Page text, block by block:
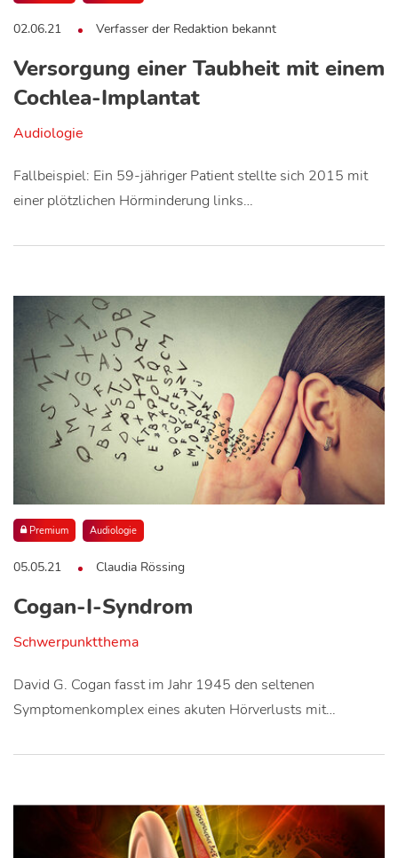
02.06.21 Verfasser der Redaktion bekannt
Versorgung einer Taubheit mit einem
Cochlea-Implantat
Audiologie
Fallbeispiel: Ein 59-jähriger Patient stellte sich 2015 mit
einer plötzlichen Hörminderung links…
Premium Audiologie
05.05.21 Claudia Rössing
Cogan-I-Syndrom
Schwerpunktthema
David G. Cogan fasst im Jahr 1945 den seltenen
Symptomenkomplex eines akuten Hörverlusts mit…